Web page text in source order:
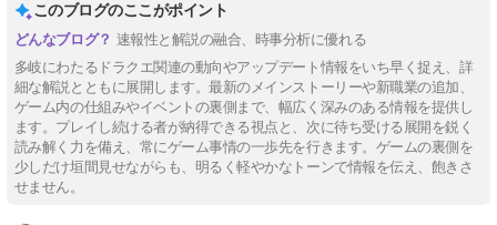
このブログのここがポイント
速報性と解説の融合、時事分析に優れる
多岐にわたるドラクエ関連の動向やアップデート情報をいち早く捉え、詳
細な解説とともに展開します。最新のメインストーリーや新職業の追加、
ゲーム内の仕組みやイベントの裏側まで、幅広く深みのある情報を提供し
ます。プレイし続ける者が納得できる視点と、次に待ち受ける展開を鋭く
読み解く力を備え、常にゲーム事情の一歩先を行きます。ゲームの裏側を
少しだけ垣間見せながらも、明るく軽やかなトーンで情報を伝え、飽きさ
せません。